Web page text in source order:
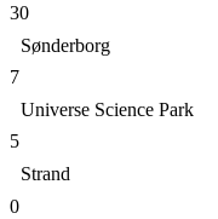
30
Sønderborg
7
Universe Science Park
5
Strand
0